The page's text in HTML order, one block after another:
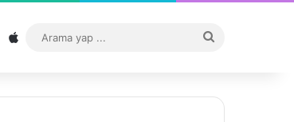
Sitemap
...